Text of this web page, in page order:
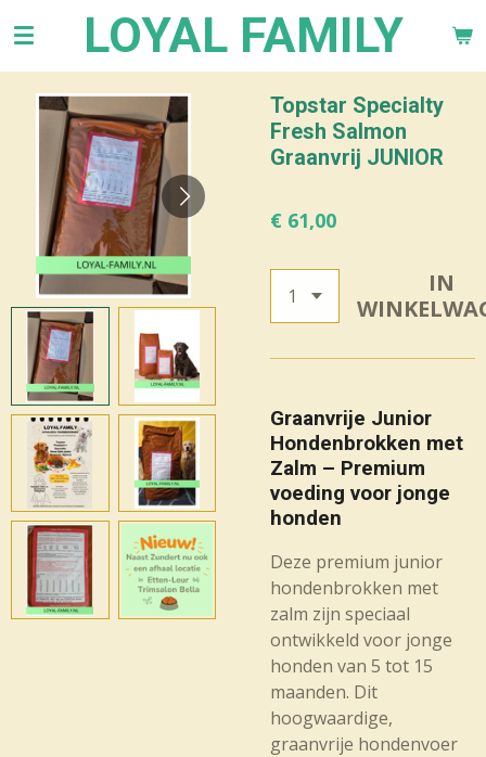
Ga
direct
naar
hoofdinhoud
LOYAL FAMILY
Topstar Specialty
Fresh Salmon
Graanvrij JUNIOR
€ 61,00
IN
Graanvrije Junior
Hondenbrokken met
Zalm – Premium
voeding voor jonge
honden
Deze premium junior
hondenbrokken met
zalm zijn speciaal
ontwikkeld voor jonge
honden van 5 tot 15
maanden. Dit
hoogwaardige,
graanvrije hondenvoer